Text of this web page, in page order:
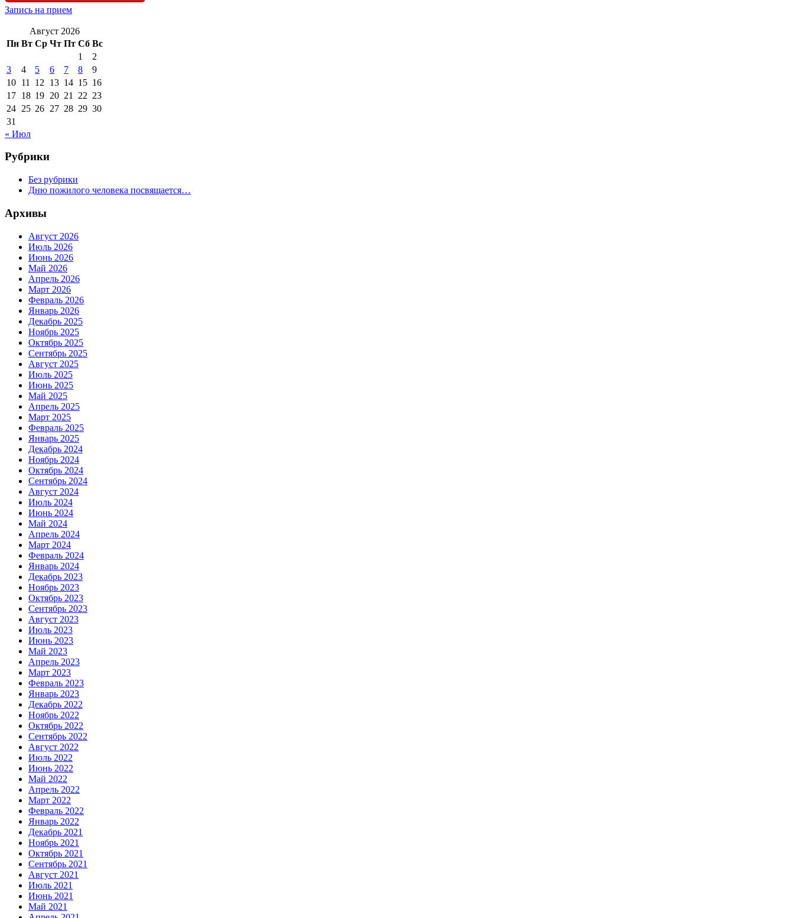
Запись на прием
Август 2026
Пн Вт Ср Чт Пт Сб Вс
1
2
3
4 5 6 7 8
9
10 11 12 13 14 15 16
17 18 19 20 21 22 23
24 25 26 27 28 29 30
31
« Июл
Рубрики
Без рубрики
Дню пожилого человека посвящается…
Архивы
Август 2026
Июль 2026
Июнь 2026
Май 2026
Апрель 2026
Март 2026
Февраль 2026
Январь 2026
Декабрь 2025
Ноябрь 2025
Октябрь 2025
Сентябрь 2025
Август 2025
Июль 2025
Июнь 2025
Май 2025
Апрель 2025
Март 2025
Февраль 2025
Январь 2025
Декабрь 2024
Ноябрь 2024
Октябрь 2024
Сентябрь 2024
Август 2024
Июль 2024
Июнь 2024
Май 2024
Апрель 2024
Март 2024
Февраль 2024
Январь 2024
Декабрь 2023
Ноябрь 2023
Октябрь 2023
Сентябрь 2023
Август 2023
Июль 2023
Июнь 2023
Май 2023
Апрель 2023
Март 2023
Февраль 2023
Январь 2023
Декабрь 2022
Ноябрь 2022
Октябрь 2022
Сентябрь 2022
Август 2022
Июль 2022
Июнь 2022
Май 2022
Апрель 2022
Март 2022
Февраль 2022
Январь 2022
Декабрь 2021
Ноябрь 2021
Октябрь 2021
Сентябрь 2021
Август 2021
Июль 2021
Июнь 2021
Май 2021